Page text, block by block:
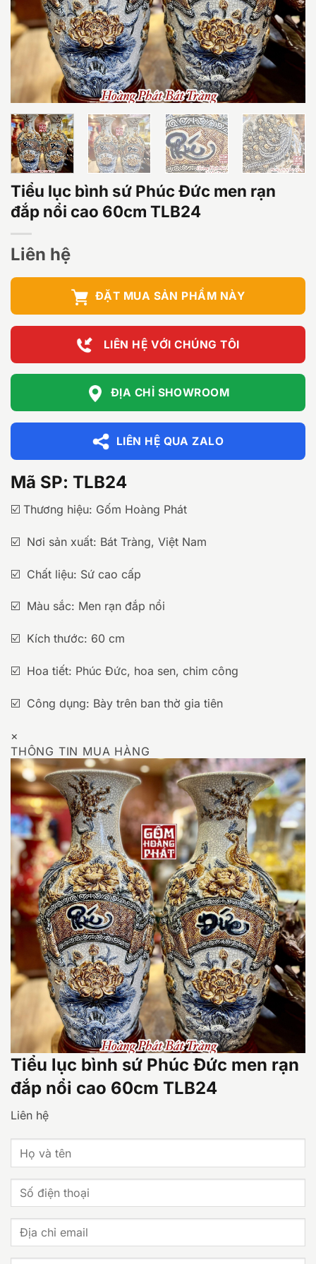
Tiểu lục bình sứ Phúc Đức men rạn
đắp nổi cao 60cm TLB24
Liên hệ
ĐẶT MUA SẢN PHẨM NÀY
LIÊN HỆ VỚI CHÚNG TÔI
ĐỊA CHỈ SHOWROOM
LIÊN HỆ QUA ZALO
Mã SP: TLB24
☑️ Thương hiệu: Gốm Hoàng Phát
☑️ Nơi sản xuất: Bát Tràng, Việt Nam
☑️ Chất liệu: Sứ cao cấp
☑️ Màu sắc: Men rạn đắp nổi
☑️ Kích thước: 60 cm
☑️ Hoa tiết: Phúc Đức, hoa sen, chim công
☑️ Công dụng: Bày trên ban thờ gia tiên
×
THÔNG TIN MUA HÀNG
Tiểu lục bình sứ Phúc Đức men rạn
đắp nổi cao 60cm TLB24
Liên hệ